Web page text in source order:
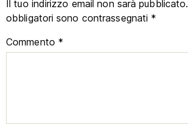
Il tuo indirizzo email non sarà pubblicato.
obbligatori sono contrassegnati *
Commento *